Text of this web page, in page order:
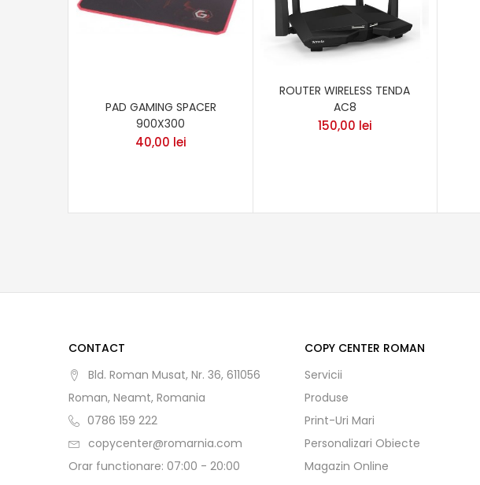
PAD GAMING SPACER
900X300
40,00 lei
ROUTER WIRELESS TENDA
AC8
150,00 lei
CONTACT
Bld. Roman Musat, Nr. 36, 611056
Roman, Neamt, Romania
0786 159 222
copycenter@romarnia.com
Orar functionare: 07:00 - 20:00
COPY CENTER ROMAN
Servicii
Produse
Print-Uri Mari
Personalizari Obiecte
Magazin Online